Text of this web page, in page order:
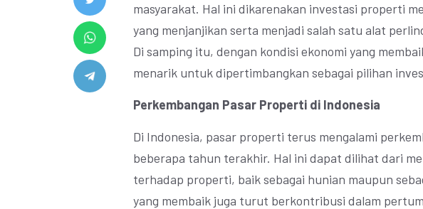
masyarakat. Hal ini dikarenakan investasi properti
yang menjanjikan serta menjadi salah satu alat
Di samping itu, dengan kondisi ekonomi yang
menarik untuk dipertimbangkan sebagai pilihan
Perkembangan Pasar Properti di Indonesia
Di Indonesia, pasar properti terus mengalami
beberapa tahun terakhir. Hal ini dapat dilihat dari
terhadap properti, baik sebagai hunian maupun
yang membaik juga turut berkontribusi dalam